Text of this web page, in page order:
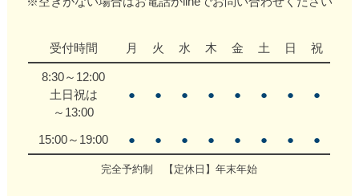
受付時間 月 火 水 木 金 土 日 祝
8:30～12:00
土日祝は
～13:00
● ● ● ● ● ● ● ●
15:00～19:00 ● ● ● ● ● ● ● ●
完全予約制 【定休日】年末年始